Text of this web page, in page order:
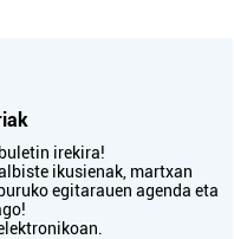
irekira!
ikusienak, martxan
egitarauen agenda eta